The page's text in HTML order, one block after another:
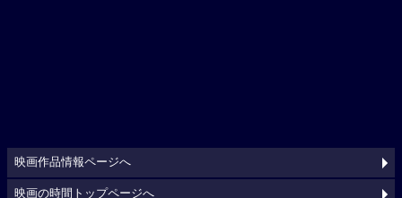
映画作品情報ページへ
映画の時間トップページへ